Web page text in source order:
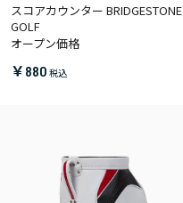
スコアカウンター BRIDGESTONE
GOLF
オープン価格
￥880